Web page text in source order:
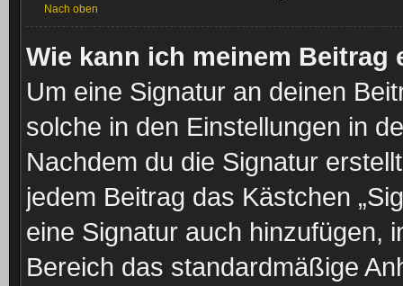
Nach oben
Wie kann ich meinem Beitrag
Um eine Signatur an deinen
solche in den Einstellungen in
Nachdem du die Signatur
jedem Beitrag das Kästchen
eine Signatur auch hinzufügen,
Bereich das standardmäßige